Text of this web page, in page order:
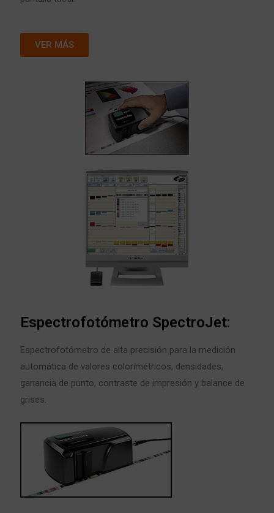
VER MÁS
Espectrofotómetro SpectroJet:
Espectrofotómetro de alta precisión para la medición
automática de valores colorimétricos, densidades,
ganancia de punto, contraste de impresión y balance de
grises.